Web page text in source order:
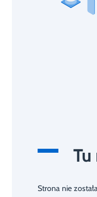
Tu
Strona nie